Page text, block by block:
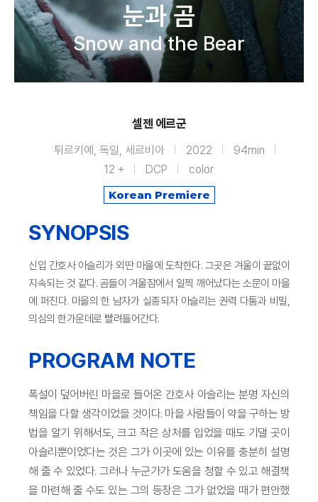
눈과 곰
Snow and the Bear
셀젠 에르군
튀르키예, 독일, 세르비아 2022
94min
12 +
DCP
color
Korean Premiere
SYNOPSIS
신입 간호사 아슬리가 외딴 마을에 도착한다. 그곳은 겨울이 끝없이
지속되는 것 같다. 곰들이 겨울잠에서 일찍 깨어났다는 소문이 마을
에 퍼진다. 마을의 한 남자가 실종되자 아슬리는 권력 다툼과 비밀,
의심의 한가운데로 빨려들어간다.
PROGRAM NOTE
폭설이 덮어버린 마을로 들어온 간호사 아슬리는 분명 자신의
책임을 다할 생각이었을 것이다. 마을 사람들이 약을 구하는 방
법을 알기 위해서도, 크고 작은 상처를 입었을 때도 기댈 곳이
아슬리뿐이었다는 것은 그가 이곳에 있는 이유를 충분히 설명
해 줄 수 있었다. 그러나 누군가가 도움을 청할 수 있고 해결책
을 마련해 줄 수도 있는 그의 등장은 그가 없었을 때가 편안했